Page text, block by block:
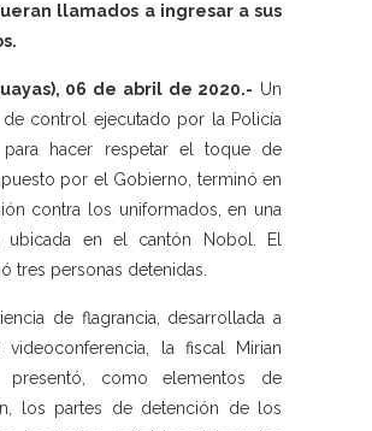
llamados a ingresar a sus
06 de abril de 2020.- Un
de control ejecutado por la Policía
para hacer respetar el toque de
por el Gobierno, terminó en
contra los uniformados, en una
ubicada en el cantón Nobol. El
tres personas detenidas.
de flagrancia, desarrollada a
videoconferencia, la fiscal Mirian
presentó, como elementos de
los partes de detención de los